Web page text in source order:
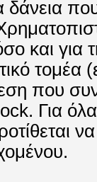
δάνεια
και
τομέα
που
Για